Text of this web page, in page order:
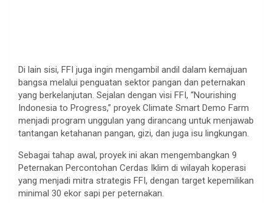
Di lain sisi, FFI juga ingin mengambil andil dalam kemajuan
bangsa melalui penguatan sektor pangan dan peternakan
yang berkelanjutan. Sejalan dengan visi FFI, “Nourishing
Indonesia to Progress,” proyek Climate Smart Demo Farm
menjadi program unggulan yang dirancang untuk menjawab
tantangan ketahanan pangan, gizi, dan juga isu lingkungan.
Sebagai tahap awal, proyek ini akan mengembangkan 9
Peternakan Percontohan Cerdas Iklim di wilayah koperasi
yang menjadi mitra strategis FFI, dengan target kepemilikan
minimal 30 ekor sapi per peternakan.